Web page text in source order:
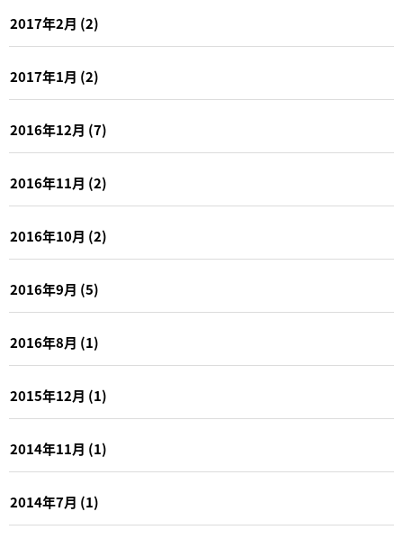
2017年2月 (2)
2017年1月 (2)
2016年12月 (7)
2016年11月 (2)
2016年10月 (2)
2016年9月 (5)
2016年8月 (1)
2015年12月 (1)
2014年11月 (1)
2014年7月 (1)